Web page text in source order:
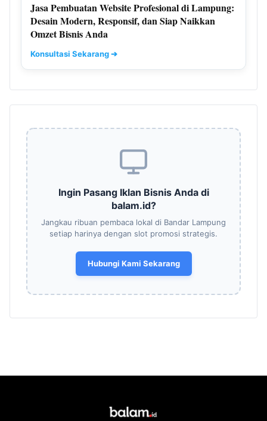
Jasa Pembuatan Website Profesional di Lampung:
Desain Modern, Responsif, dan Siap Naikkan
Omzet Bisnis Anda
Konsultasi Sekarang ➔
Ingin Pasang Iklan Bisnis Anda di
balam.id?
Jangkau ribuan pembaca lokal di Bandar Lampung
setiap harinya dengan slot promosi strategis.
Hubungi Kami Sekarang